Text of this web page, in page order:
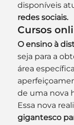
disponíveis
redes sociais.
Cursos
O ensino à
seja para a
área
de uma nova
Essa nova
gigantesco